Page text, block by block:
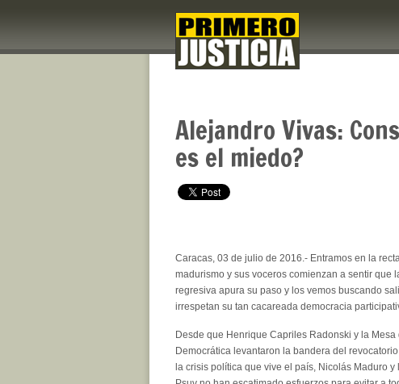
Alejandro Vivas:
es el miedo?
Caracas, 03 de julio de 2016.- Entramos en la
madurismo y sus voceros comienzan a sentir que
regresiva apura su paso y los vemos buscando
irrespetan su tan cacareada democracia
Desde que Henrique Capriles Radonski y la Mesa
Democrática levantaron la bandera del
la crisis política que vive el país, Nicolás Maduro y